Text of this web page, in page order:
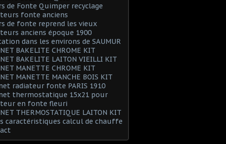
de Fonte Quimper recyclage
fonte anciens
de fonte reprend les vieux
anciens époque 1900
dans les environs de SAUMUR
BAKELITE CHROME KIT
BAKELITE LAITON VIEILLI KIT
MANETTE CHROME KIT
MANETTE MANCHE BOIS KIT
radiateur fonte PARIS 1910
thermostatique 15x21 pour
en fonte fleuri
THERMOSTATIQUE LAITON KIT
caractéristiques calcul de chauffe